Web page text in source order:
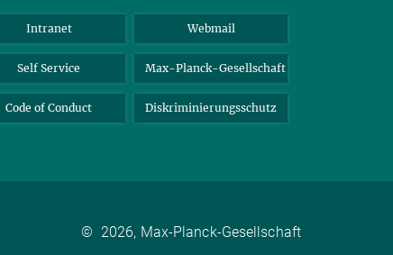
Intranet Webmail
Self Service Max-Planck-Gesellschaft
Code of Conduct Diskriminierungsschutz
© 2026, Max-Planck-Gesellschaft